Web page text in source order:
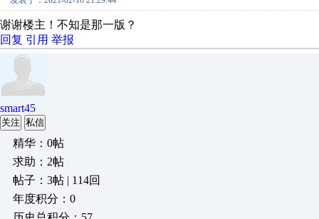
谢谢楼主！不知是那一版？
回复 引用 举报
smart45
关注 私信
精华：0帖
求助：2帖
帖子：3帖 | 114回
年度积分：0